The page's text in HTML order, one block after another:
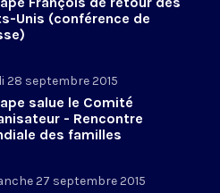
Unis (conférence de
28 septembre 2015
salue le Comité
- Rencontre
des familles
27 septembre 2015